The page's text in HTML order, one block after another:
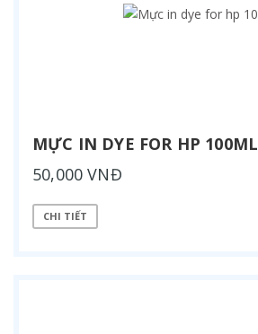
MỰC IN DYE FOR HP 100ML
50,000 VNĐ
CHI TIẾT